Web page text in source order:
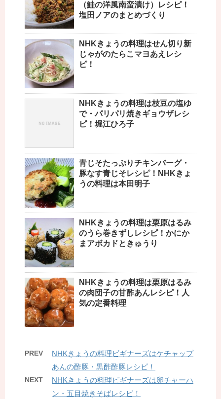
（鮭の洋風南蛮漬け）レシピ！
塩田ノアのまとめづくり
NHKきょうの料理はせん切り新
じゃがのたらこマヨあえレシ
ピ！
NHKきょうの料理は枝豆の塩ゆ
で・パリパリ焼きギョウザレシ
ピ！堀江ひろ子
青じそたっぷりチキンバーグ・
豚なす青じそレシピ！NHKきょ
うの料理は本田明子
NHKきょうの料理は栗原はるみ
のうら巻きずしレシピ！かにか
まアボカドときゅうり
NHKきょうの料理は栗原はるみ
の肉団子の甘酢あんレシピ！人
気の定番料理
PREV
NHKきょうの料理ビギナーズはケチャップ
あんの酢豚・黒酢酢豚レシピ！
NEXT
NHKきょうの料理ビギナーズは卵チャーハ
ン・五目焼きそばレシピ！